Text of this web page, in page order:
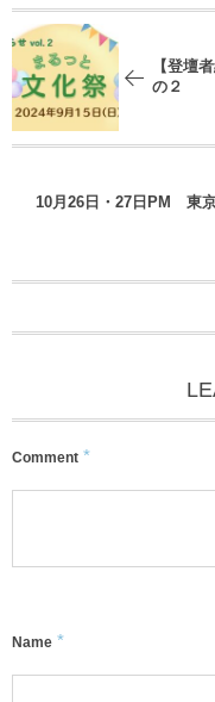
【登壇
の２
10月26日・27日PM 東
Comment *
Name *